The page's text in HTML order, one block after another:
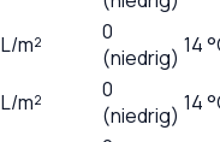
L/m²
0
(niedrig) 14
L/m²
0
(niedrig) 14